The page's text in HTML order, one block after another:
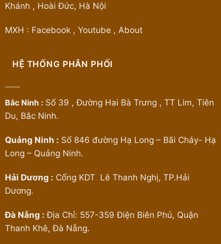
Khánh , Hoài Đức, Hà Nội
MXH : Facebook , Youtube , About
HỆ THỐNG PHÂN PHỐI
Bắc Ninh : Số 39 , Đường Hai Bà Trưng , TT Lim, Tiên
Du, Bắc Ninh.
Quảng Ninh : Số 846 đường Hạ Long – Bãi Cháy- Hạ
Long – Quảng Ninh.
Hải Dương : Cổng KDT Lê Thanh Nghị, TP.Hải
Dương.
Đà Nẵng : Địa Chỉ: 557-359 Điện Biên Phủ, Quận
Thanh Khê, Đà Nẵng.